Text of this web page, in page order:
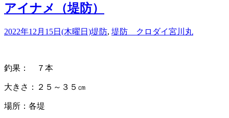
アイナメ（堤防）
2022年12月15日(木曜日)堤防, 堤防 クロダイ宮川丸
釣果： ７本
大きさ：２５～３５㎝
場所：各堤